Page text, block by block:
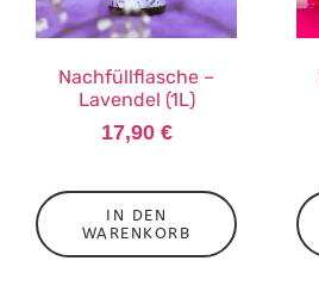
Nachfüllflasche –
Lavendel (1L)
17,90 €
IN DEN
WARENKORB